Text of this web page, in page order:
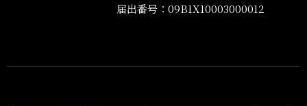
届出番号：09B1X10003000012